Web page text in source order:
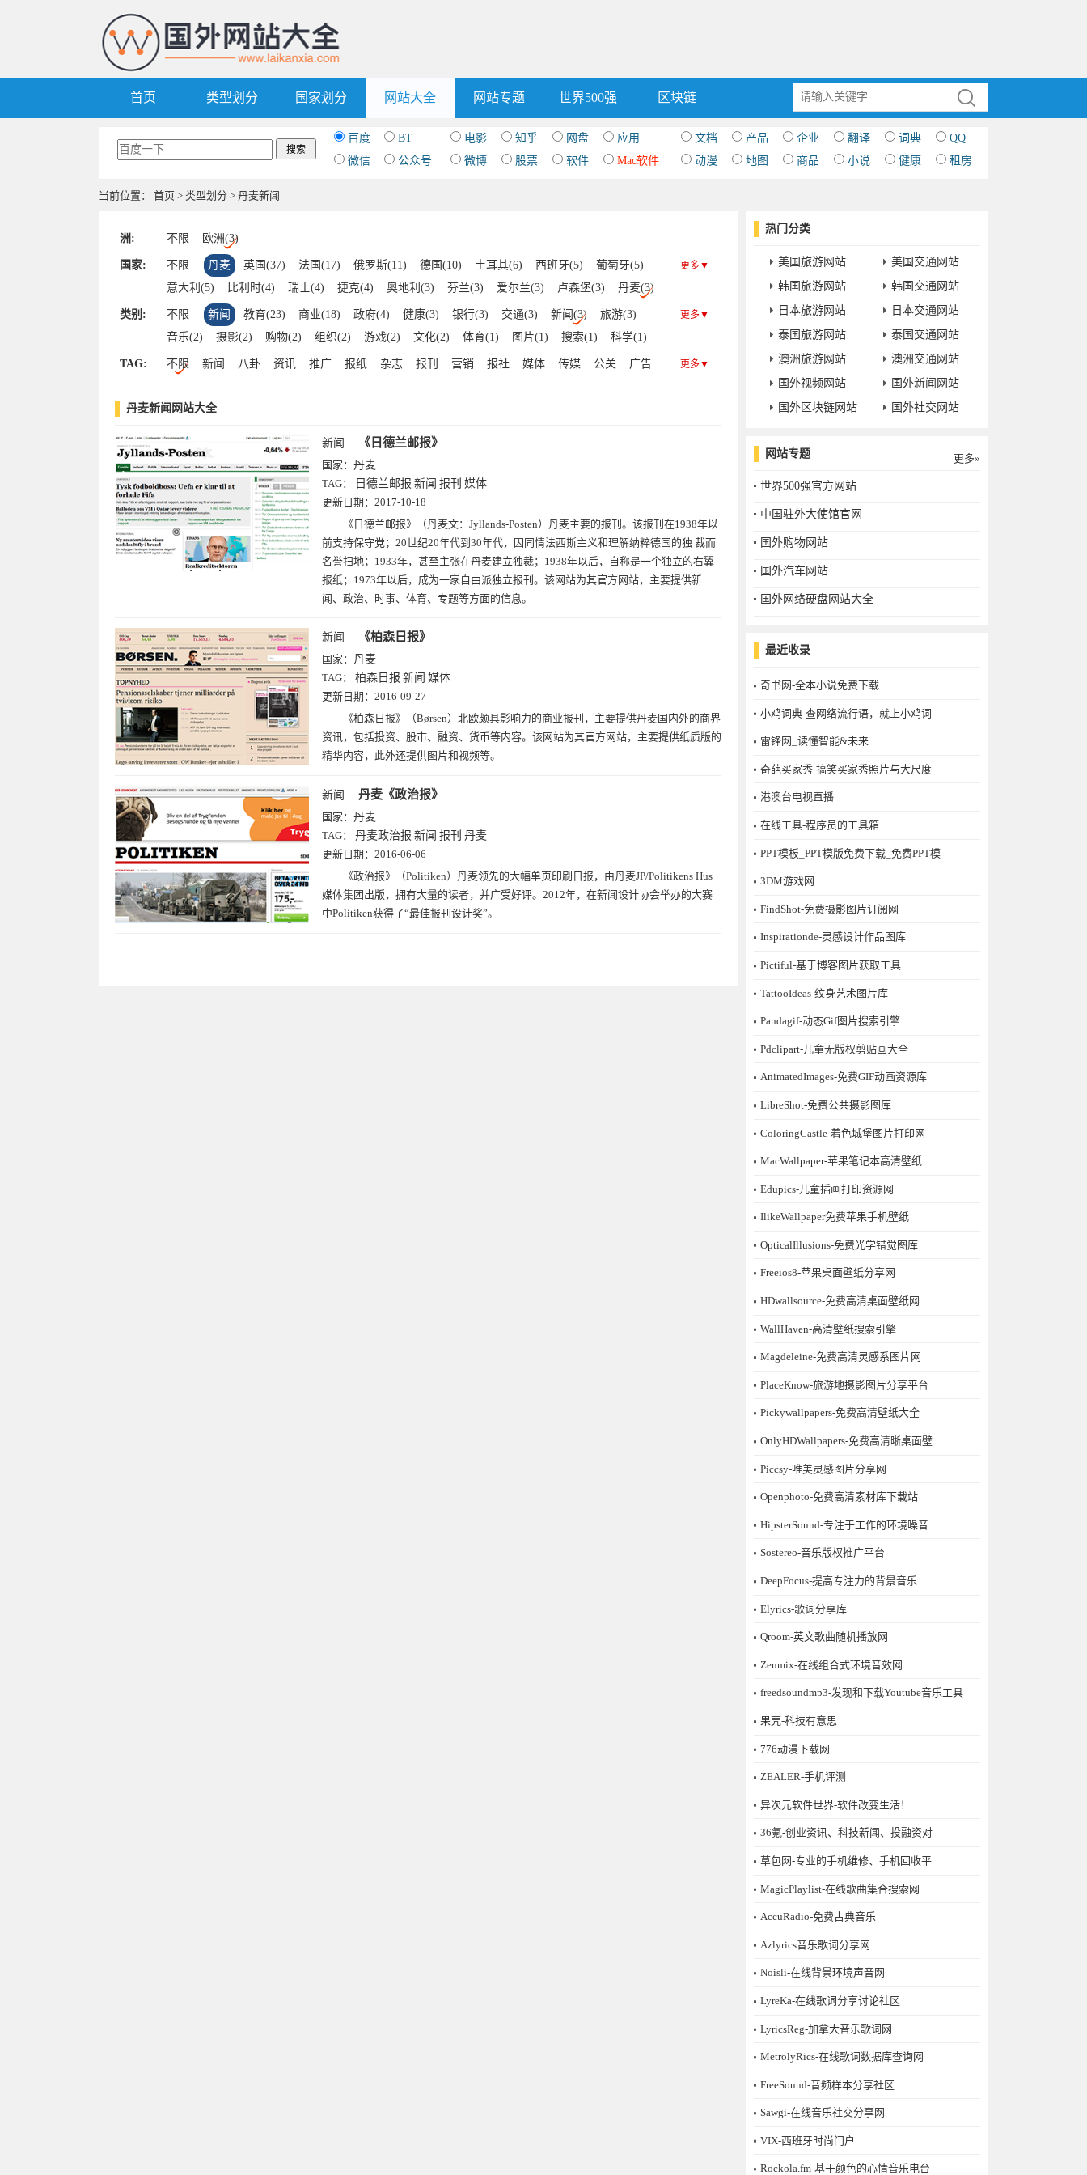
首页 类型划分 国家划分 网站大全 网站专题 世界500强 区块链
百度 BT 电影 知乎 网盘 应用 文档 产品 企业 翻译 词典
QQ
微信
公众号 微博 股票 软件 Mac软件 动漫 地图 商品 小说 健康 租房
当前位置： 首页 > 类型划分 > 丹麦新闻
洲: 不限 欧洲(3)
国家: 不限 丹麦 英国(37) 法国(17) 俄罗斯(11) 德国(10) 土耳其(6) 西班牙(5)
葡萄牙(5)
意大利(5)
比利时(4) 瑞士(4) 捷克(4) 奥地利(3) 芬兰(3) 爱尔兰(3) 卢森堡(3)
丹麦(3)
乌克兰(2)
马耳他(2) 波黑(2) 白俄罗斯(2) 挪威(2) 希腊(2) 荷兰(2)
波兰(2)
圣马力诺(1)
立陶宛(1) 列支敦士登(1) 塞尔维亚(1) 拉脱维亚(1) 罗马尼亚(1)
摩尔多瓦(1)
马其顿(1)
匈牙利(1) 保加利亚(1) 瑞典(1) 安道尔(1) 冰岛(1) 梵蒂冈(1)
克罗地亚(1)
斯洛文尼亚(1)
更多▼
类别: 不限 新闻 教育(23) 商业(18) 政府(4) 健康(3) 银行(3) 交通(3) 新闻(3)
旅游(3)
音乐(2)
摄影(2) 购物(2) 组织(2) 游戏(2) 文化(2) 体育(1) 图片(1) 搜索(1)
科学(1)
趣站(1)
区块链(1) 汽车(1) 时尚(1) 艺术(1) IT(1)
更多▼
TAG: 不限 新闻 八卦 资讯 推广 报纸 杂志 报刊 营销 报社 媒体 传媒 公关
广告
更多▼
丹麦新闻网站大全
新闻 《日德兰邮报》
国家： 丹麦
TAG：
日德兰邮报 新闻 报刊 媒体
更新日期： 2017-10-18
《日德兰邮报》（丹麦文：Jyllands-Posten）丹麦主要的报刊。该报刊在1938年以
前支持保守党；20世纪20年代到30年代，因同情法西斯主义和理解纳粹德国的独 裁而
名誉扫地；1933年，甚至主张在丹麦建立独裁；1938年以后，自称是一个独立的右翼
报纸；1973年以后，成为一家自由派独立报刊。该网站为其官方网站，主要提供新
闻、政治、时事、体育、专题等方面的信息。
新闻 《柏森日报》
国家： 丹麦
TAG： 柏森日报 新闻 媒体
更新日期： 2016-09-27
《柏森日报》（Børsen）北欧颇具影响力的商业报刊，主要提供丹麦国内外的商界
资讯，包括投资、股市、融资、货币等内容。该网站为其官方网站，主要提供纸质版的
精华内容，此外还提供图片和视频等。
新闻 丹麦《政治报》
国家： 丹麦
TAG： 丹麦政治报 新闻 报刊 丹麦
更新日期： 2016-06-06
《政治报》（Politiken）丹麦领先的大幅单页印刷日报，由丹麦JP/Politikens Hus
媒体集团出版，拥有大量的读者，并广受好评。2012年，在新闻设计协会举办的大赛
中Politiken获得了“最佳报刊设计奖”。
热门分类
美国旅游网站
美国交通网站
韩国旅游网站
韩国交通网站
日本旅游网站
日本交通网站
泰国旅游网站
泰国交通网站
澳洲旅游网站
澳洲交通网站
国外视频网站
国外新闻网站
国外区块链网站
国外社交网站
网站专题 更多»
世界500强官方网站
中国驻外大使馆官网
国外购物网站
国外汽车网站
国外网络硬盘网站大全
最近收录
奇书网-全本小说免费下载
小鸡词典-查网络流行语，就上小鸡词
雷锋网_读懂智能&未来
奇葩买家秀-搞笑买家秀照片与大尺度
港澳台电视直播
在线工具-程序员的工具箱
PPT模板_PPT模版免费下载_免费PPT模
3DM游戏网
FindShot-免费摄影图片订阅网
Inspirationde-灵感设计作品图库
Pictiful-基于博客图片获取工具
TattooIdeas-纹身艺术图片库
Pandagif-动态Gif图片搜索引擎
Pdclipart-儿童无版权剪贴画大全
AnimatedImages-免费GIF动画资源库
LibreShot-免费公共摄影图库
ColoringCastle-着色城堡图片打印网
MacWallpaper-苹果笔记本高清壁纸
Edupics-儿童插画打印资源网
IlikeWallpaper免费苹果手机壁纸
OpticalIllusions-免费光学错觉图库
Freeios8-苹果桌面壁纸分享网
HDwallsource-免费高清桌面壁纸网
WallHaven-高清壁纸搜索引擎
Magdeleine-免费高清灵感系图片网
PlaceKnow-旅游地摄影图片分享平台
Pickywallpapers-免费高清壁纸大全
OnlyHDWallpapers-免费高清晰桌面壁
Piccsy-唯美灵感图片分享网
Openphoto-免费高清素材库下载站
HipsterSound-专注于工作的环境噪音
Sostereo-音乐版权推广平台
DeepFocus-提高专注力的背景音乐
Elyrics-歌词分享库
Qroom-英文歌曲随机播放网
Zenmix-在线组合式环境音效网
freedsoundmp3-发现和下载Youtube音乐工具
果壳-科技有意思
776动漫下载网
ZEALER-手机评测
异次元软件世界-软件改变生活！
36氪-创业资讯、科技新闻、投融资对
草包网-专业的手机维修、手机回收平
MagicPlaylist-在线歌曲集合搜索网
AccuRadio-免费古典音乐
Azlyrics音乐歌词分享网
Noisli-在线背景环境声音网
LyreKa-在线歌词分享讨论社区
LyricsReg-加拿大音乐歌词网
MetrolyRics-在线歌词数据库查询网
FreeSound-音频样本分享社区
Sawgi-在线音乐社交分享网
​VIX-西班牙时尚门户
Rockola.fm-基于颜色的心情音乐电台